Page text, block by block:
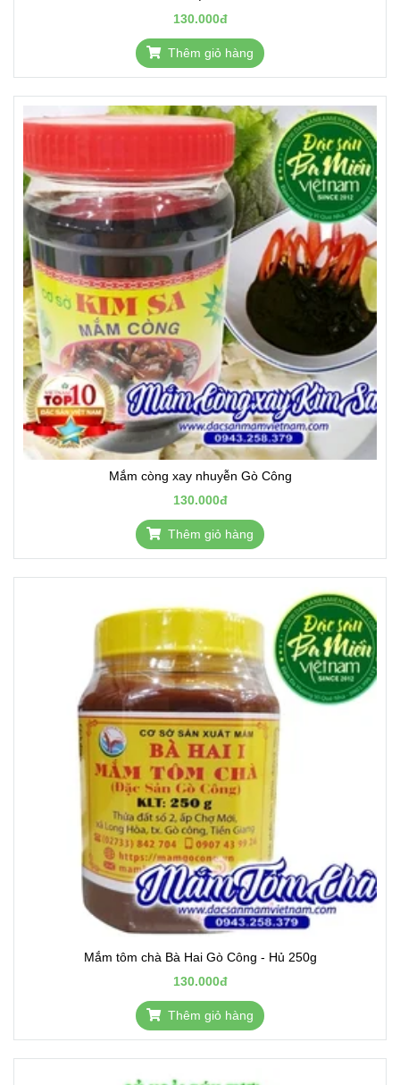
130.000đ
Thêm giỏ hàng
Mắm còng xay nhuyễn Gò Công
130.000đ
Thêm giỏ hàng
Mắm tôm chà Bà Hai Gò Công - Hủ 250g
130.000đ
Thêm giỏ hàng